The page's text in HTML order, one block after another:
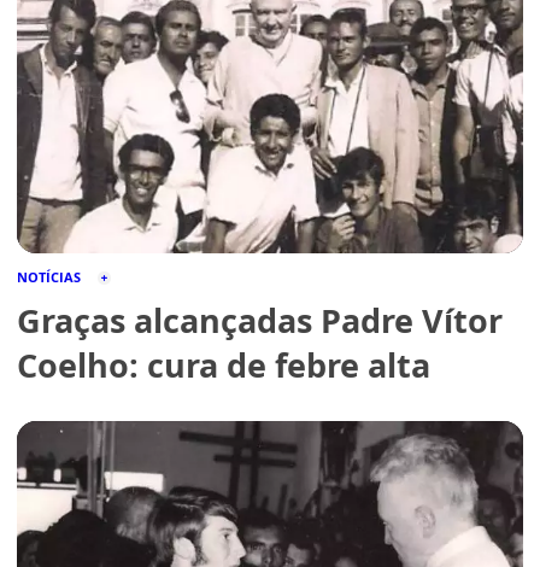
NOTÍCIAS
Graças alcançadas Padre Vítor
Coelho: cura de febre alta